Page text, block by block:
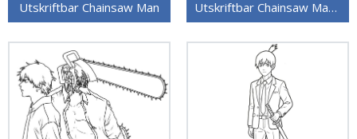
Utskriftbar Chainsaw Man Utskriftbar Chainsaw Man uten kostnad